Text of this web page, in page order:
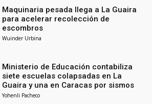
Maquinaria pesada llega a La Guaira
para acelerar recolección de
escombros
Wuinder Urbina
Ministerio de Educación contabiliza
siete escuelas colapsadas en La
Guaira y una en Caracas por sismos
Yohenli Pacheco